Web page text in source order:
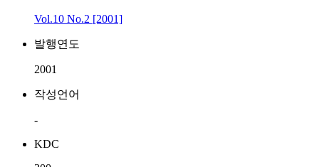
Vol.10 No.2 [2001]
발행연도
2001
작성언어
-
KDC